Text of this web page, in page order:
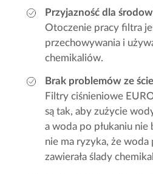
Przyjazność dla
Otoczenie pracy filtra
przechowywania i
chemikaliów.
Brak problemów ze
Filtry ciśnieniowe
są tak, aby zużycie
a woda po płukaniu nie
nie ma ryzyka, że woda
zawierała ślady